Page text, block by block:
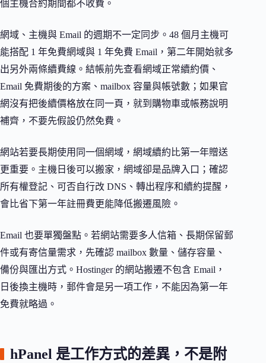
個主機合約期間都不收費。
網域、主機與 Email 的週期不一定同步。48 個月主機可
能搭配 1 年免費網域與 1 年免費 Email，第二年開始就多
出另外兩條續費線。結帳前先查看網域正常續約價、
Email 免費期後的方案、mailbox 容量與帳號數；如果官
網沒有把後續價格放在同一頁，就到購物車或帳務說明
補齊，不要先假設仍然免費。
網站若要長期使用同一個網域，網域續約比第一年贈送
更重要。主機日後可以搬家，網域卻是品牌入口；確認
所有權登記、可否自行改 DNS、轉出程序和續約提醒，
會比省下第一年註冊費更能降低搬遷風險。
Email 也要單獨盤點。若網站需要多人信箱、長期保留郵
件或有寄信量需求，先確認 mailbox 數量、儲存容量、
備份與匯出方式。Hostinger 的網站搬遷不包含 Email，
日後換主機時，郵件會是另一項工作，不能因為第一年
免費就略過。
hPanel 是工作方式的差異，不是附